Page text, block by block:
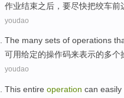
作业结束之后， 要尽快把绞车前
youdao
The many sets of operations
可用给定的操作码来表示的多个
youdao
This entire operation can easily